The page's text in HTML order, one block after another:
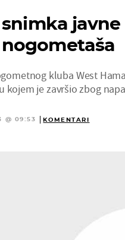
kluba West
kojem je završio zbog
@ 09:53 KOMENTARI